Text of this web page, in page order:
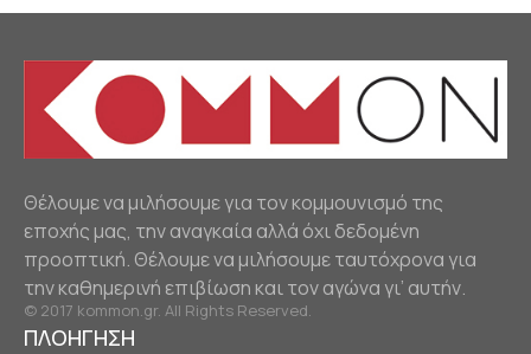
Θέλουμε να μιλήσουμε για τον κομμουνισμό της
εποχής μας, την αναγκαία αλλά όχι δεδομένη
προοπτική. Θέλουμε να μιλήσουμε ταυτόχρονα για
την καθημερινή επιβίωση και τον αγώνα γι’ αυτήν.
© 2017 kommon.gr. All Rights Reserved.
ΠΛΟΗΓΗΣΗ